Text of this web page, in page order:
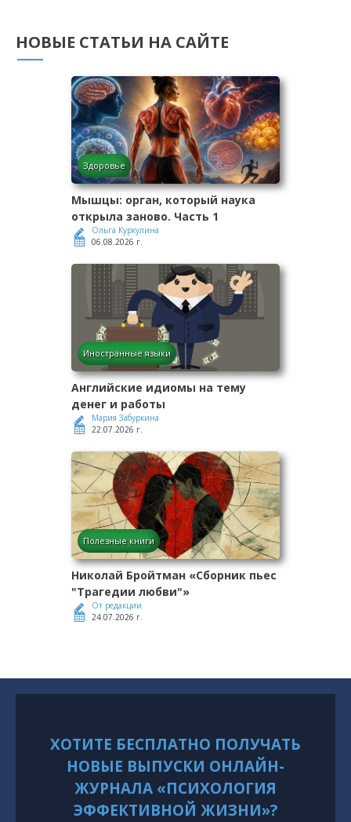
НОВЫЕ СТАТЬИ НА САЙТЕ
Здоровье
Мышцы: орган, который наука
открыла заново. Часть 1
Ольга Куркулина
06.08.2026 г.
Иностранные языки
Английские идиомы на тему
денег и работы
Мария Забуркина
22.07.2026 г.
Полезные книги
Николай Бройтман «Сборник пьес
"Трагедии любви"»
От редакции
24.07.2026 г.
ХОТИТЕ БЕСПЛАТНО ПОЛУЧАТЬ
НОВЫЕ ВЫПУСКИ ОНЛАЙН-
ЖУРНАЛА «ПСИХОЛОГИЯ
ЭФФЕКТИВНОЙ ЖИЗНИ»?